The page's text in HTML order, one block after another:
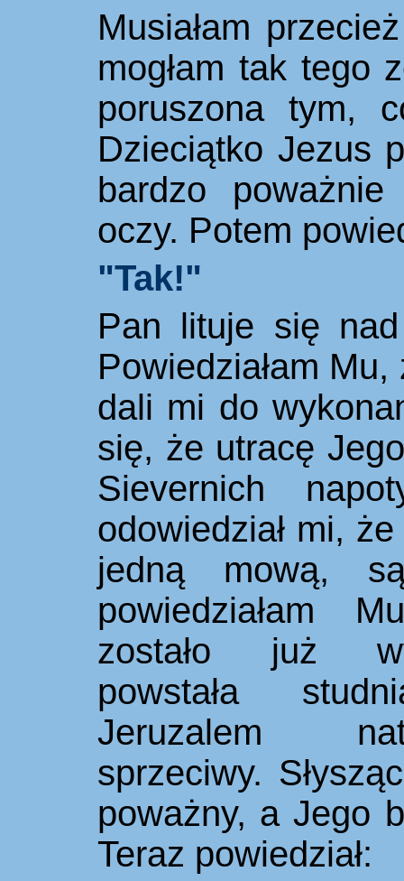
Musiałam
mogłam tak tego
poruszona tym,
Dzieciątko Jezus
bardzo
oczy. Potem
"Tak!"
Pan lituje się
Powiedziałam
dali mi do
się, że utracę
Sievernich
odowiedział mi,
jedną mową,
powiedziałam
zostało już
powstała
Jeruzalem
sprzeciwy.
poważny, a Jego
Teraz powiedział: